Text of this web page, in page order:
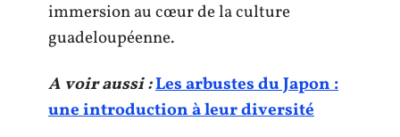
immersion au cœur de la culture
guadeloupéenne.
A voir aussi :Les arbustes du Japon :
une introduction à leur diversité